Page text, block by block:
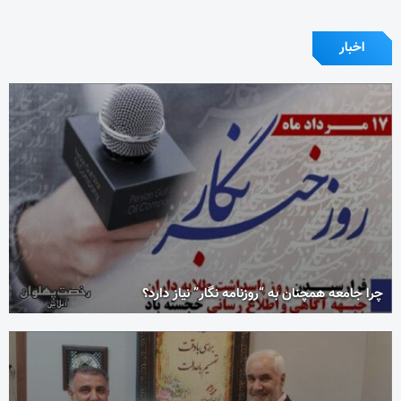
اخبار
چرا جامعه همچنان به “روزنامه نگار” نیاز دارد؟